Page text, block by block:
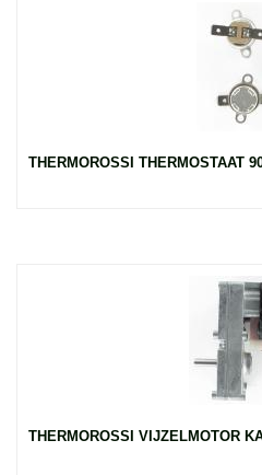
THERMOROSSI THERMOSTAAT
THERMOROSSI VIJZELMOTOR